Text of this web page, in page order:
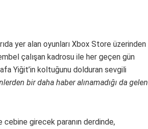
yer alan oyunları Xbox Store üzerinden
çalışan kadrosu ile her geçen gün
Yiğit’in koltuğunu dolduran sevgili
bir daha haber alınamadığı da gelen
cebine girecek paranın derdinde,